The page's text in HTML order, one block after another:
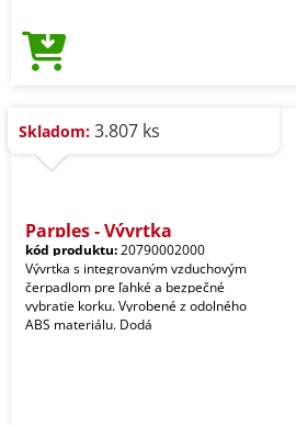
Skladom: 3.807 ks
Parples - Vývrtka
kód produktu:20790002000
Vývrtka s integrovaným vzduchovým
čerpadlom pre ľahké a bezpečné
vybratie korku. Vyrobené z odolného
ABS materiálu. Dodá